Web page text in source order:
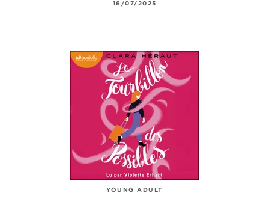
16/07/2025
YOUNG ADULT